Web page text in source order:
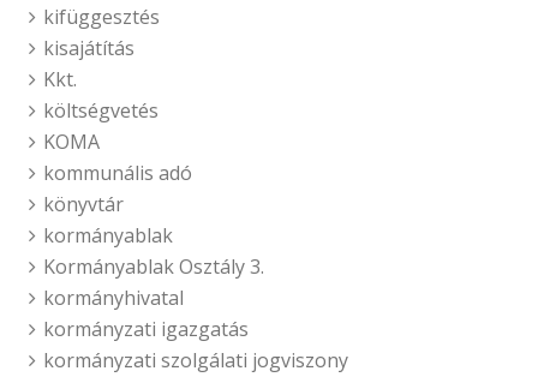
kifüggesztés
kisajátítás
Kkt.
költségvetés
KOMA
kommunális adó
könyvtár
kormányablak
Kormányablak Osztály 3.
kormányhivatal
kormányzati igazgatás
kormányzati szolgálati jogviszony